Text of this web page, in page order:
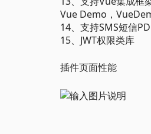
Vue Demo，
14、支持SMS短信
15、JWT权限类库
插件页面性能